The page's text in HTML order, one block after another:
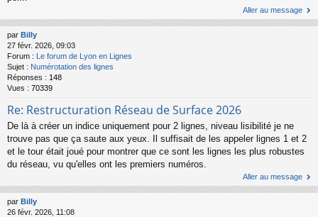
Aller au message
par Billy
27 févr. 2026, 09:03
Forum : Le forum de Lyon en Lignes
Sujet : Numérotation des lignes
Réponses : 148
Vues : 70339
Re: Restructuration Réseau de Surface 2026
De là à créer un indice uniquement pour 2 lignes, niveau lisibilité je ne
trouve pas que ça saute aux yeux. Il suffisait de les appeler lignes 1 et 2
et le tour était joué pour montrer que ce sont les lignes les plus robustes
du réseau, vu qu'elles ont les premiers numéros.
Aller au message
par Billy
26 févr. 2026, 11:08